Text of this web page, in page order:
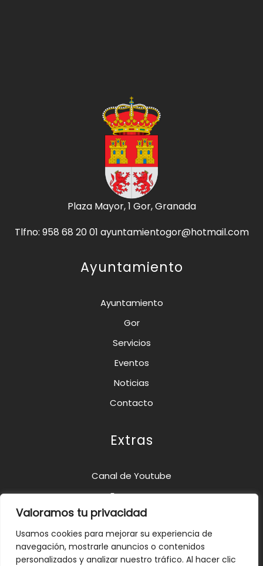
Valoramos tu privacidad
Usamos cookies para mejorar su experiencia de
navegación, mostrarle anuncios o contenidos
personalizados y analizar nuestro tráfico. Al hacer clic
Plaza Mayor, 1 Gor, Granada
Tlfno: 958 68 20 01 ayuntamientogor@hotmail.com
Ayuntamiento
Ayuntamiento
Gor
Servicios
Eventos
Noticias
Contacto
Extras
Canal de Youtube
Empresas
Restaurantes
Alojamientos
Rutas Ciclo